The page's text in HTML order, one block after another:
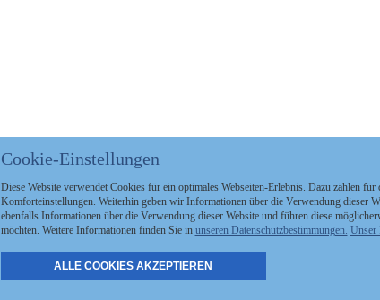
Politik
Stellenmarkt
Anzeigen Staatszeitung
Cookie-Einstellungen
Diese Website verwendet Cookies für ein optimales Webseiten-Erlebnis. Dazu zählen
Komforteinstellungen. Weiterhin geben wir Informationen über die Verwendung dieser
ebenfalls Informationen über die Verwendung dieser Website und führen diese
möchten. Weitere Informationen finden Sie in unseren Datenschutzbestimmungen. Unser
ALLE COOKIES AKZEPTIEREN